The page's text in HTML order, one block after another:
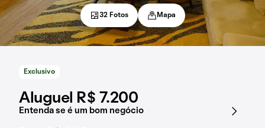
Exclusivo
Aluguel R$ 7.200
Entenda se é um bom negócio
32 Fotos Mapa